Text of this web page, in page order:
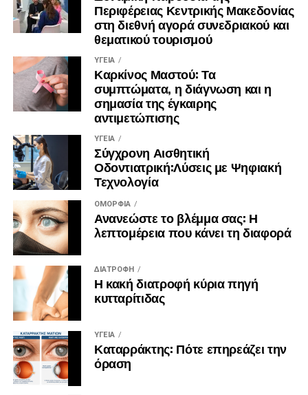
μεταφορά λίγων ογκωδών επίπλων, η σωστή
προετοιμασία και η αναλυτική ενημέρωση της
μεταφορικής μπορούν να περιορίσουν τις δυσάρεστες
εκπλήξεις. Η καλύτερη επιλογή δεν είναι απαραίτητα η
χαμηλότερη τιμή, αλλά η προσφορά που καλύπτει με
σαφήνεια τις πραγματικές ανάγκες της συγκεκριμένης
μεταφοράς.
Περιφέρειας Κεντρικής Μακεδονίας
στη διεθνή αγορά συνεδριακού και
θεματικού τουρισμού
ΥΓΕΊΑ
Καρκίνος Μαστού: Τα
συμπτώματα, η διάγνωση και η
σημασία της έγκαιρης
αντιμετώπισης
ΥΓΕΊΑ
Σύγχρονη Αισθητική
Οδοντιατρική:Λύσεις με Ψηφιακή
Τεχνολογία
ΟΜΟΡΦΙΆ
Ανανεώστε το βλέμμα σας: Η
λεπτομέρεια που κάνει τη διαφορά
ΔΙΑΤΡΟΦΉ
Η κακή διατροφή κύρια πηγή
κυτταρίτιδας
ΥΓΕΊΑ
Καταρράκτης: Πότε επηρεάζει την
όραση